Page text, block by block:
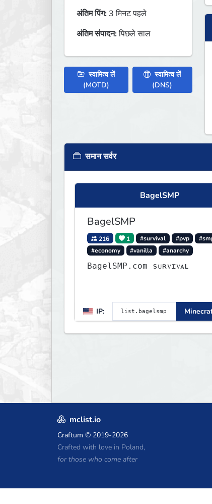
अंतिम पिंग: 3 मिनट पहले
अंतिम संपादन:पिछले साल
स्वामित्व लें
(MOTD)
स्वामित्व लें
(DNS)
समान सर्वर
BagelSMP
BagelSMP
216 1 #survival #pvp
#economy
#vanilla #anarchy
BagelSMP.com ѕᴜʀᴠɪᴠᴀʟ
IP:
mclist.io
Craftum © 2019-2026
Crafted with love in Poland,
for those who come after